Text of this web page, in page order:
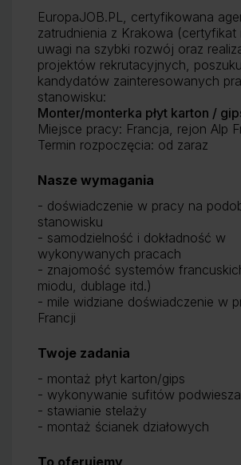
EuropaJOB.PL, certyfikowana
zatrudnienia z Krakowa (certyfikat
uwagi na szybki rozwój oraz
projektów rekrutacyjnych,
kandydatów zainteresowanych
stanowisku:
Monter/monterka płyt karton /
Miejsce pracy: Francja, rejon Alp
Termin rozpoczęcia: od zaraz
Nasze wymagania
- doświadczenie w pracy na
stanowisku
- samodzielność i dokładność w
wykonywanych pracach
- znajomość systemów
miodu, dublage itd.)
- mile widziane doświadczenie w
Francji
Twoje zadania
- montaż płyt karton/gips
- wykonywanie sufitów
- stawianie stelaży
- montaż ścianek działowych
To oferujemy